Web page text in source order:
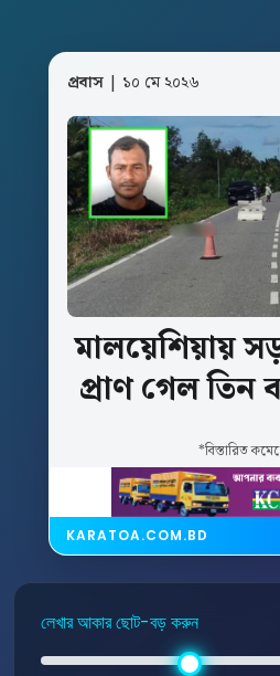
প্রবাস | ১০ মে ২০২৬
মালয়েশিয়ায়
প্রাণগেলতিন
*বিস্তারিত
KARATOA.COM.BD
লেখার আকার ছোট-বড় করুন